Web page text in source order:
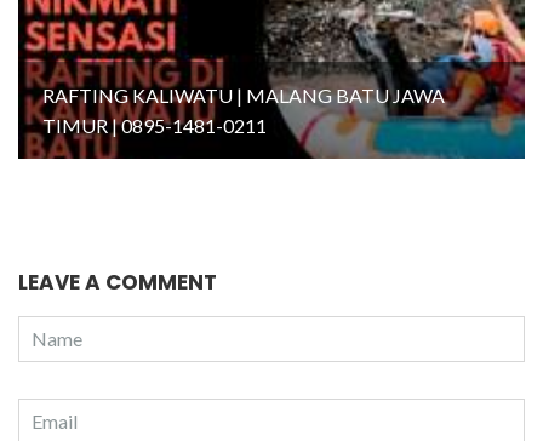
RAFTING KALIWATU | MALANG BATU JAWA
TIMUR | 0895-1481-0211
LEAVE A COMMENT